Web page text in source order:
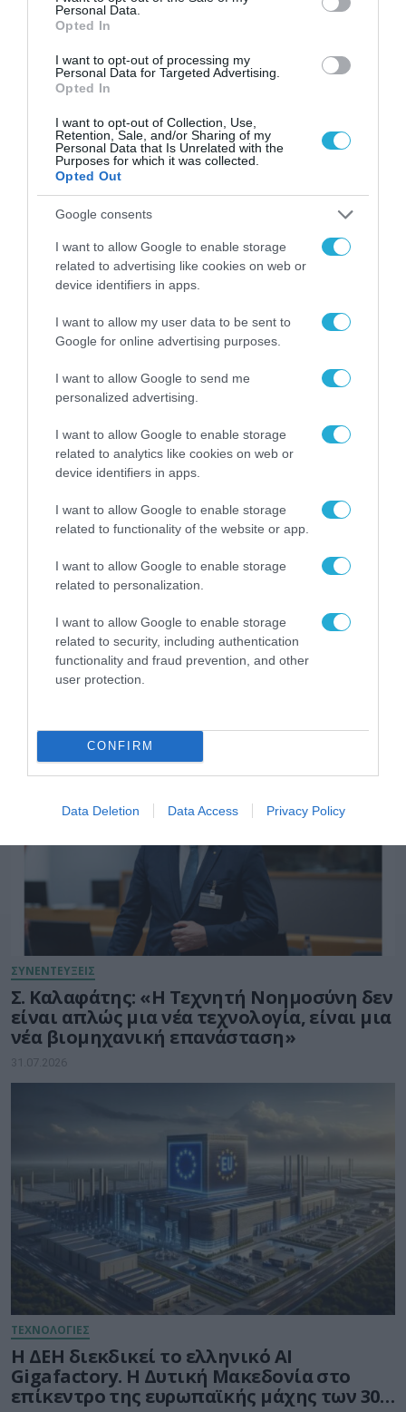
Personal Data.
Opted In
I want to opt-out of processing my
Personal Data for Targeted Advertising.
Opted In
I want to opt-out of Collection, Use,
Retention, Sale, and/or Sharing of my
Personal Data that Is Unrelated with the
Purposes for which it was collected.
Opted Out
Google consents
I want to allow Google to enable storage
related to advertising like cookies on web or
device identifiers in apps.
I want to allow my user data to be sent to
Google for online advertising purposes.
I want to allow Google to send me
personalized advertising.
I want to allow Google to enable storage
related to analytics like cookies on web or
device identifiers in apps.
I want to allow Google to enable storage
related to functionality of the website or app.
I want to allow Google to enable storage
related to personalization.
I want to allow Google to enable storage
related to security, including authentication
functionality and fraud prevention, and other
user protection.
CONFIRM
Data Deletion Data Access Privacy Policy
παραβάσεις που
αφορούν τους ΦΗΜ
31.07.2026
Σ. Καλαφάτης: «Η
Τεχνητή Νοημοσύνη
δεν είναι απλώς μια
νέα τεχνολογία, είναι
μια νέα βιομηχανική
επανάσταση»
31.07.2026
Νέος οδηγός του ΕΚΤ
για τη χρηματοδότηση
των ελληνικών
χώρο της άμυνας
31.07.2026
Η πιο ταξιδιάρικη
καλοκαιριού έχει την
υπογραφή της Xiaomi
31.07.2026
ΟΛΗ Η ΡΟΗ ΕΙΔΗΣΕΩΝ
ΣΥΝΕΝΤΕΥΞΕΙΣ
Σ. Καλαφάτης: «Η Τεχνητή Νοημοσύνη δεν
είναι απλώς μια νέα τεχνολογία, είναι μια
νέα βιομηχανική επανάσταση»
31.07.2026
ΤΕΧΝΟΛΟΓΙΕΣ
Η ΔΕΗ διεκδικεί το ελληνικό AI
Gigafactory. Η Δυτική Μακεδονία στο
επίκεντρο της ευρωπαϊκής μάχης των 30